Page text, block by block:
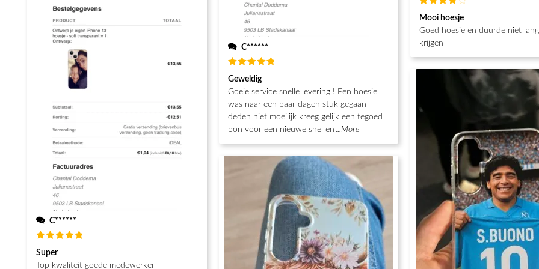
C******
Waardering
5uit 5
Super
Top kwaliteit goede medewerker
C******
Waardering
5uit 5
Geweldig
Goeie service snelle levering ! Een hoesje
was naar een paar dagen stuk gegaan
deden niet moeilijk kreeg gelijk een tegoed
bon voor een nieuwe snel en ...More
Waardering
4uit 5
Mooi hoesje
Goed hoesje en duurde niet
krijgen